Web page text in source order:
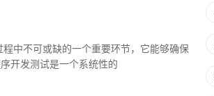
开发测试是一个系统性的